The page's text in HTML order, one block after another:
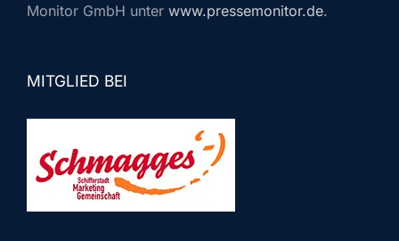
Monitor GmbH unter www.pressemonitor.de.
MITGLIED BEI